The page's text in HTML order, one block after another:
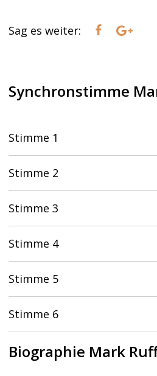
Sag es weiter:
Synchronstimme
Stimme 1
Stimme 2
Stimme 3
Stimme 4
Stimme 5
Stimme 6
Biographie Mark